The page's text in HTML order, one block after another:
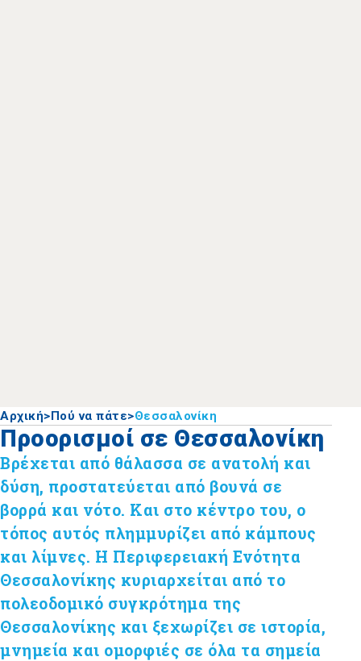
Αρχική>Πού να πάτε>Θεσσαλονίκη
Προορισμοί σε Θεσσαλονίκη
Βρέχεται από θάλασσα σε ανατολή και
δύση, προστατεύεται από βουνά σε
βορρά και νότο. Και στο κέντρο του, ο
τόπος αυτός πλημμυρίζει από κάμπους
και λίμνες. Η Περιφερειακή Ενότητα
Θεσσαλονίκης κυριαρχείται από το
πολεοδομικό συγκρότημα της
Θεσσαλονίκης και ξεχωρίζει σε ιστορία,
μνημεία και ομορφιές σε όλα τα σημεία